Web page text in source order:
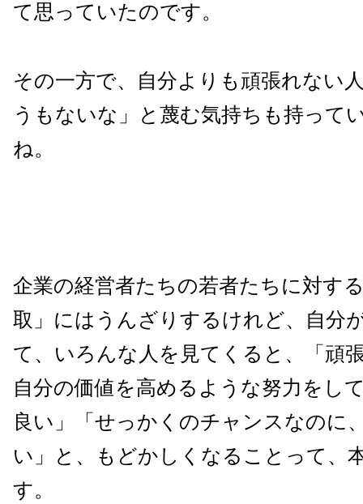
て思っていたのです。
その一方で、自分よりも頑張れない
うもないな」と蔑む気持ちも持って
ね。
企業の経営者たちの若者たちに対す
取」にはうんざりするけれど、自分
て、いろんな人を見てくると、「頑
自分の価値を高めるような努力をし
良い」「せっかくのチャンスなのに
い」と、もどかしくなることって、
す。